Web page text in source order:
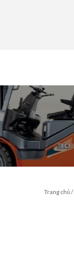
Trang chủ/